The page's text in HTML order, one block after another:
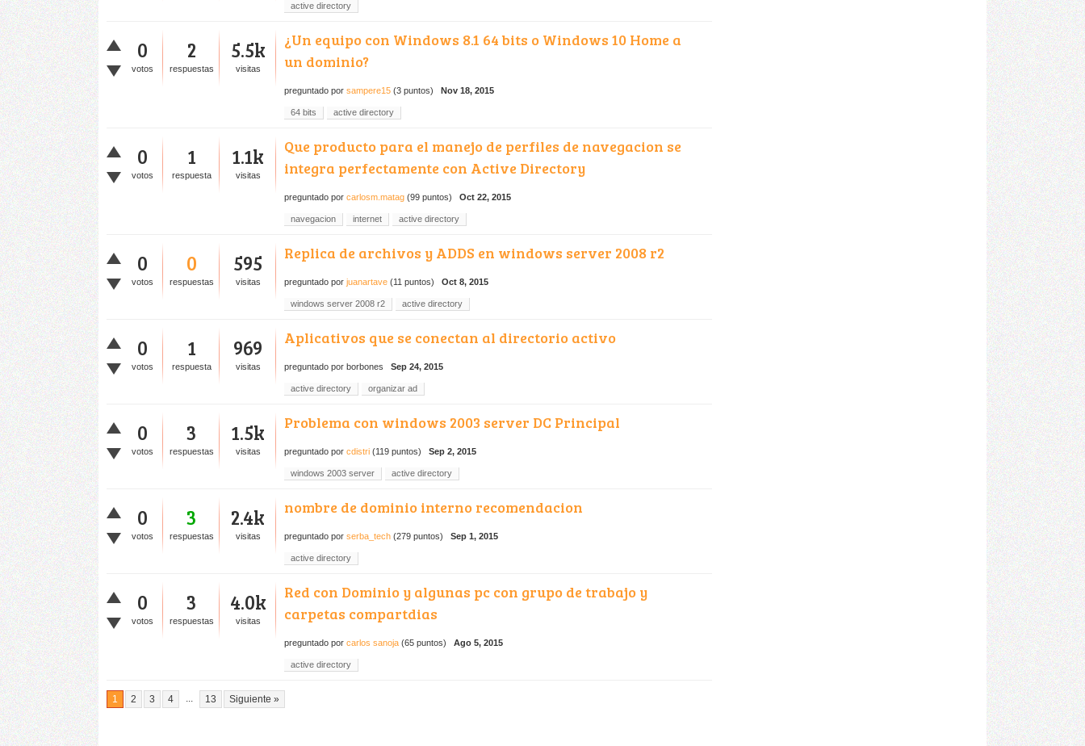
active directory
0
votos
2
respuestas
5.5k
visitas
¿Un equipo con Windows 8.1 64 bits o Windows 10 Home a
un dominio?
preguntado por sampere15 (3 puntos) Nov 18, 2015
64 bits active directory
0
votos
1
respuesta
1.1k
visitas
Que producto para el manejo de perfiles de navegacion se
integra perfectamente con Active Directory
preguntado por carlosm.matag (99 puntos) Oct 22, 2015
navegacion internet active directory
0
votos
0
respuestas
595
visitas
Replica de archivos y ADDS en windows server 2008 r2
preguntado por juanartave (11 puntos) Oct 8, 2015
windows server 2008 r2 active directory
0
votos
1
respuesta
969
visitas
Aplicativos que se conectan al directorio activo
preguntado por borbones Sep 24, 2015
active directory organizar ad
0
votos
3
respuestas
1.5k
visitas
Problema con windows 2003 server DC Principal
preguntado por cdistri (119 puntos) Sep 2, 2015
windows 2003 server active directory
0
votos
3
respuestas
2.4k
visitas
nombre de dominio interno recomendacion
preguntado por serba_tech (279 puntos) Sep 1, 2015
active directory
0
votos
3
respuestas
4.0k
visitas
Red con Dominio y algunas pc con grupo de trabajo y
carpetas compartdias
preguntado por carlos sanoja (65 puntos) Ago 5, 2015
active directory
1 2 3 4 ... 13 Siguiente »